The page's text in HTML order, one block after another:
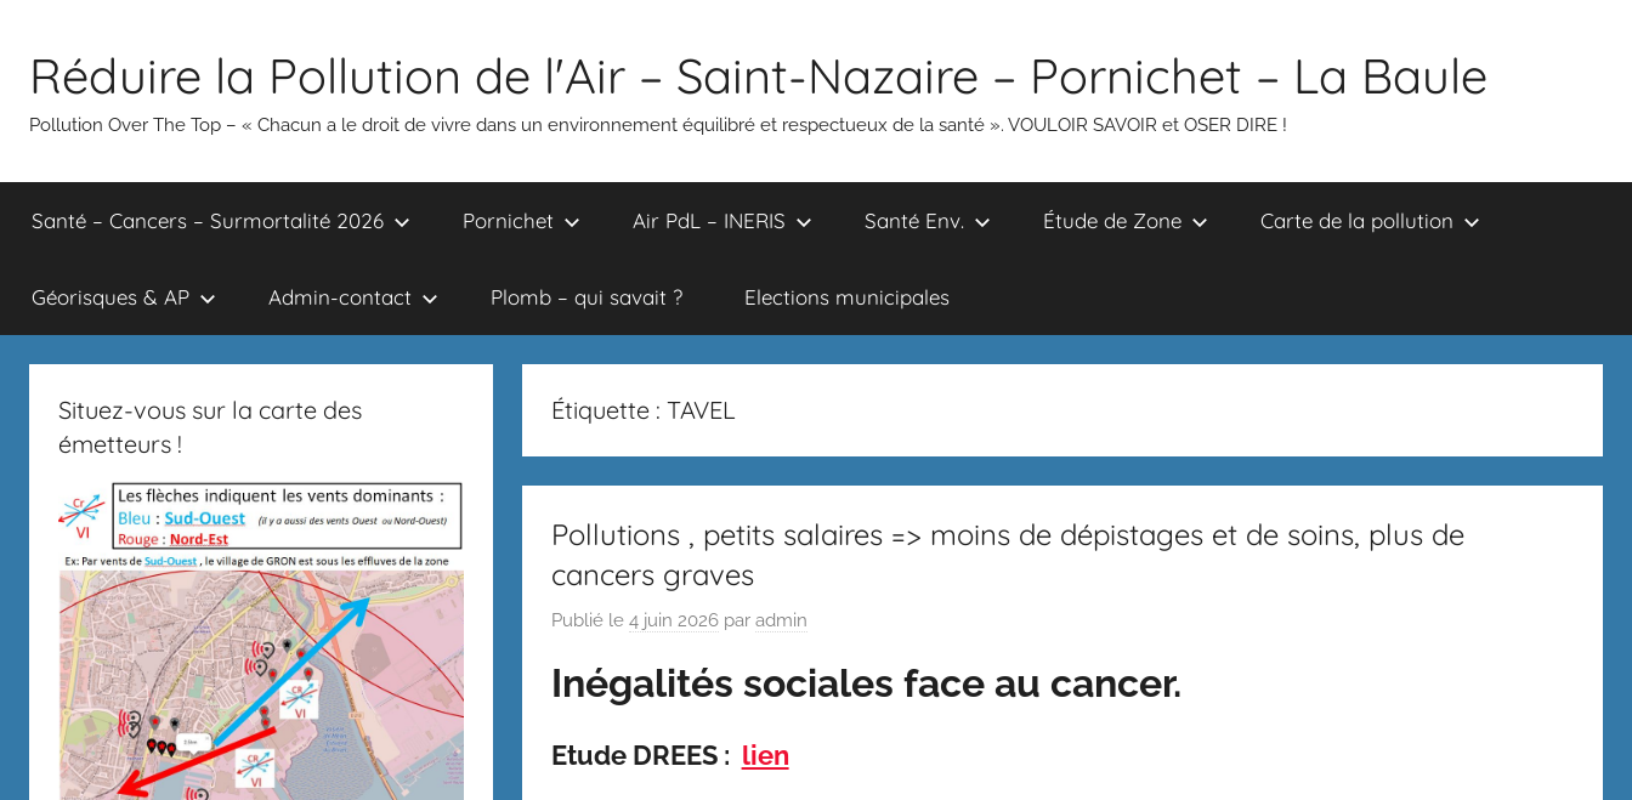
contenu
Réduire la Pollution de l'Air – Saint-Nazaire – Pornichet – La Baule
Pollution Over The Top – « Chacun a le droit de vivre dans un environnement équilibré et respectueux de la santé ». VOULOIR SAVOIR et OSER DIRE !
Santé – Cancers – Surmortalité 2026 Pornichet Air PdL – INERIS Santé Env. Étude de Zone Carte de la pollution
Géorisques & AP Admin-contact Plomb – qui savait ? Elections municipales
Étiquette : TAVEL
Pollutions , petits salaires => moins de dépistages et de soins, plus de
cancers graves
Publié le 4 juin 2026par admin
Inégalités sociales face au cancer.
Etude DREES : lien
Situez-vous sur la carte des
émetteurs !